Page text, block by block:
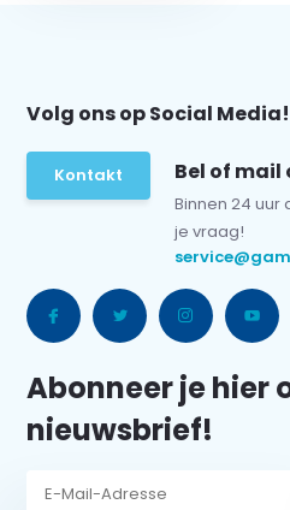
Volg ons op Social Media!
Kontakt Bel of mail
Binnen 24 uur
je vraag!
Abonneer je hier
nieuwsbrief!